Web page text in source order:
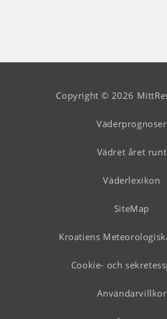
Copyright © 2026
Väderprognoser
Vädret året runt
Väderlexikon
SiteMap
Kroatiens
Cookie- och
Användarvillkor